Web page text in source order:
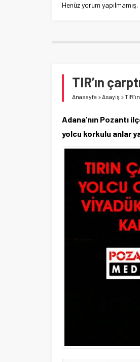
Henüz yorum
TIR’ın
Anasayfa »Asayiş »
Adana’nın Pozantı
yolcu korkulu anlar